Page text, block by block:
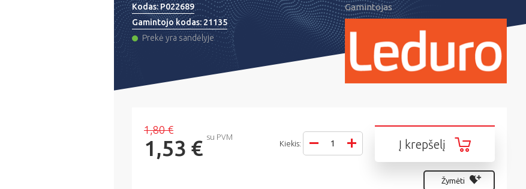
Kodas:P022689
Gamintojo kodas:21135
Prekė yra sandėlyje
Gamintojas
1,80 €
1,53 € su PVM
Į krepšelį
Kiekis:
Žymėti